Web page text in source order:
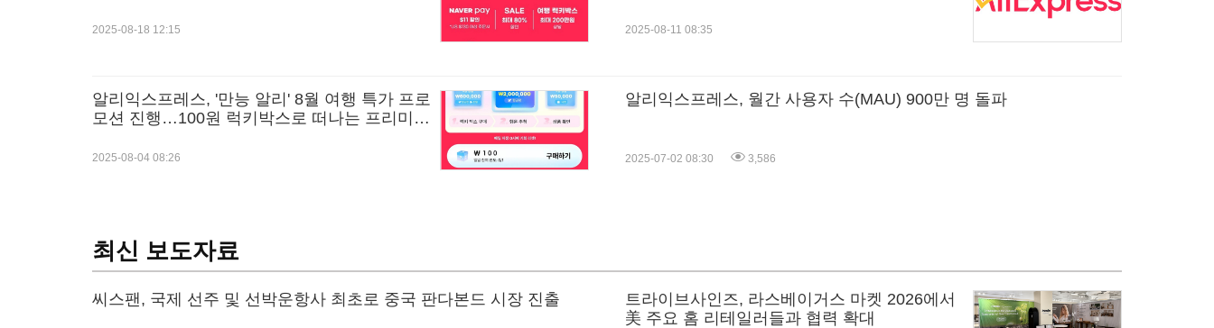
2025-08-18 12:15 2025-08-11 08:35
알리익스프레스, '만능 알리' 8월 여행 특가 프로
모션 진행…100원 럭키박스로 떠나는 프리미엄
2025-08-04 08:26
알리익스프레스, 월간 사용자 수(MAU) 900만 명 돌파
2025-07-02 08:30 3,586
최신 보도자료
씨스팬, 국제 선주 및 선박운항사 최초로 중국 판다본드 시장 진출
트라이브사인즈, 라스베이거스 마켓 2026에서
美 주요 홈 리테일러들과 협력 확대